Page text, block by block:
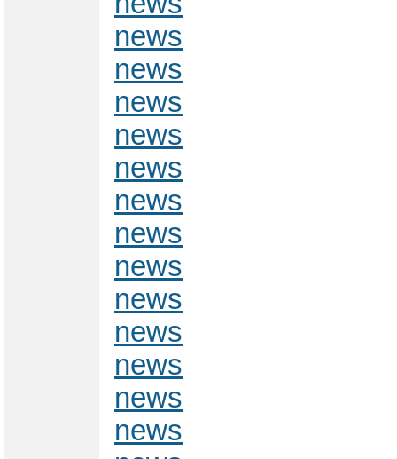
news
news
news
news
news
news
news
news
news
news
news
news
news